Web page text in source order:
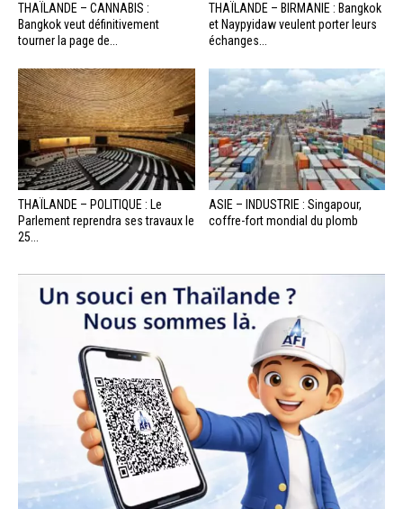
THAÏLANDE – CANNABIS :
Bangkok veut définitivement
tourner la page de...
THAÏLANDE – BIRMANIE : Bangkok
et Naypyidaw veulent porter leurs
échanges...
THAÏLANDE – POLITIQUE : Le
Parlement reprendra ses travaux le
25...
ASIE – INDUSTRIE : Singapour,
coffre-fort mondial du plomb